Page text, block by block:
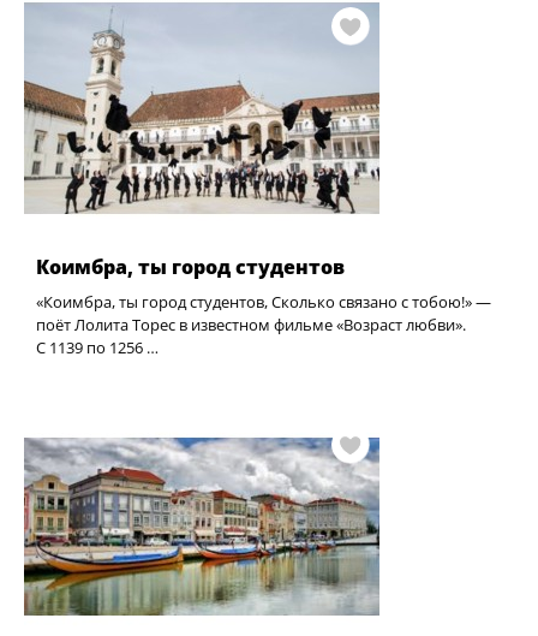
Коимбра, ты город студентов
«Коимбра, ты город студентов, Сколько связано с тобою!» —
поёт Лолита Торес в известном фильме «Возраст любви».
С 1139 по 1256 …